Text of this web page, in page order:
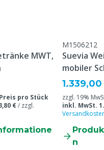
MWT,
Preis pro Stück
€/ zzgl.
M1506212
Suevia
mobiler
zzgl. 19%
inkl. MwSt.
n